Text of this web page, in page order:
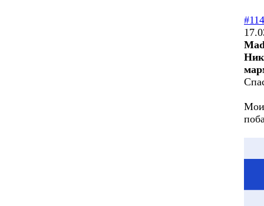
#114
Мои